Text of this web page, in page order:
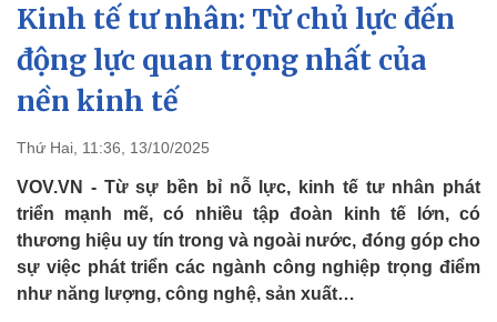
Chính trị
Đảng
Tổ chức nhân sự
Quốc hội
Xã hội
Dự báo thời tiết
Kinh tế tư nhân: Từ chủ lực đến
động lực quan trọng nhất của
nền kinh tế
Thứ Hai, 11:36, 13/10/2025
VOV.VN - Từ sự bền bỉ nỗ lực, kinh tế tư nhân phát
triển mạnh mẽ, có nhiều tập đoàn kinh tế lớn, có
thương hiệu uy tín trong và ngoài nước, đóng góp cho
sự việc phát triển các ngành công nghiệp trọng điểm
như năng lượng, công nghệ, sản xuất…